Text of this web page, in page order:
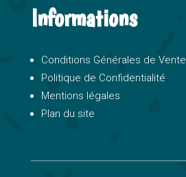
Informations
Conditions Générales de Vente
Politique de Confidentialité
Mentions légales
Plan du site